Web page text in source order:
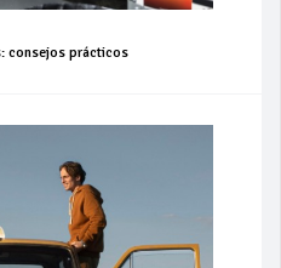
consejos prácticos